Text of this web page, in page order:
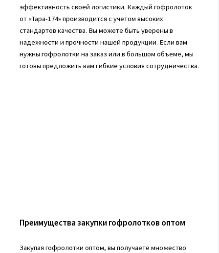
эффективность своей логистики. Каждый гофролоток
от «Тара-174» производится с учетом высоких
стандартов качества. Вы можете быть уверены в
надежности и прочности нашей продукции. Если вам
нужны гофролотки на заказ или в большом объеме, мы
готовы предложить вам гибкие условия сотрудничества.
Преимущества закупки гофролотков оптом
Закупая гофролотки оптом, вы получаете множество